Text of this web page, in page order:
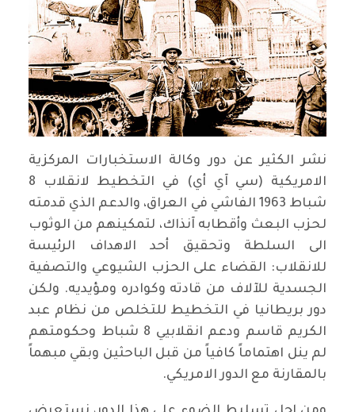
نشر الكثير عن دور وكالة الاستخبارات المركزية
الامريكية (سي آي أي) في التخطيط لانقلاب 8
شباط 1963 الفاشي في العراق، والدعم الذي قدمته
لحزب البعث وأقطابه آنذاك، لتمكينهم من الوثوب
الى السلطة وتحقيق أحد الاهداف الرئيسة
للانقلاب: القضاء على الحزب الشيوعي والتصفية
الجسدية للآلاف من قادته وكوادره ومؤيديه. ولكن
دور بريطانيا في التخطيط للتخلص من نظام عبد
الكريم قاسم ودعم انقلابيي 8 شباط وحكومتهم
لم ينل اهتماماً كافياً من قبل الباحثين وبقي مبهماً
بالمقارنة مع الدور الامريكي.